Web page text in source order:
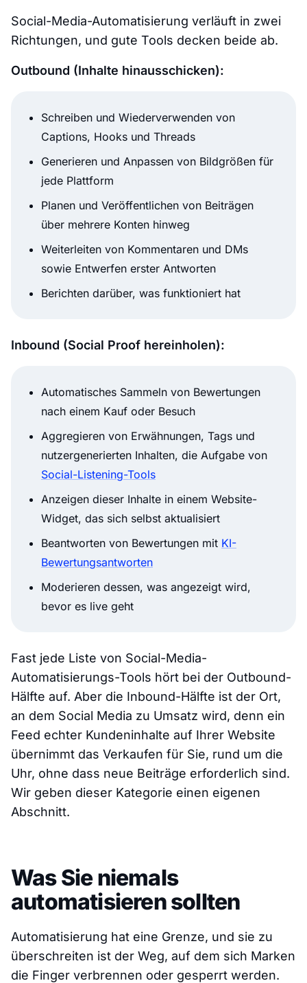
Social-Media-Automatisierung verläuft in zwei
Richtungen, und gute Tools decken beide ab.
Outbound (Inhalte hinausschicken):
Schreiben und Wiederverwenden von
Captions, Hooks und Threads
Generieren und Anpassen von Bildgrößen für
jede Plattform
Planen und Veröffentlichen von Beiträgen
über mehrere Konten hinweg
Weiterleiten von Kommentaren und DMs
sowie Entwerfen erster Antworten
Berichten darüber, was funktioniert hat
Inbound (Social Proof hereinholen):
Automatisches Sammeln von Bewertungen
nach einem Kauf oder Besuch
Aggregieren von Erwähnungen, Tags und
nutzergenerierten Inhalten, die Aufgabe von
Social-Listening-Tools
Anzeigen dieser Inhalte in einem Website-
Widget, das sich selbst aktualisiert
Beantworten von Bewertungen mit KI-
Bewertungsantworten
Moderieren dessen, was angezeigt wird,
bevor es live geht
Fast jede Liste von Social-Media-
Automatisierungs-Tools hört bei der Outbound-
Hälfte auf. Aber die Inbound-Hälfte ist der Ort,
an dem Social Media zu Umsatz wird, denn ein
Feed echter Kundeninhalte auf Ihrer Website
übernimmt das Verkaufen für Sie, rund um die
Uhr, ohne dass neue Beiträge erforderlich sind.
Wir geben dieser Kategorie einen eigenen
Abschnitt.
Was Sie niemals
automatisieren sollten
Automatisierung hat eine Grenze, und sie zu
überschreiten ist der Weg, auf dem sich Marken
die Finger verbrennen oder gesperrt werden.